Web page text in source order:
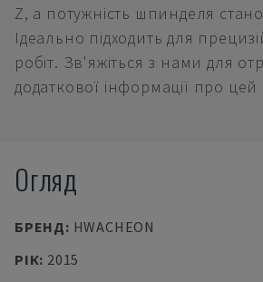
Z, а потужність шпинделя
Ідеально підходить для
робіт. Зв'яжіться з нами для
додаткової інформації про цей
Огляд
БРЕНД: HWACHEON
РІК: 2015